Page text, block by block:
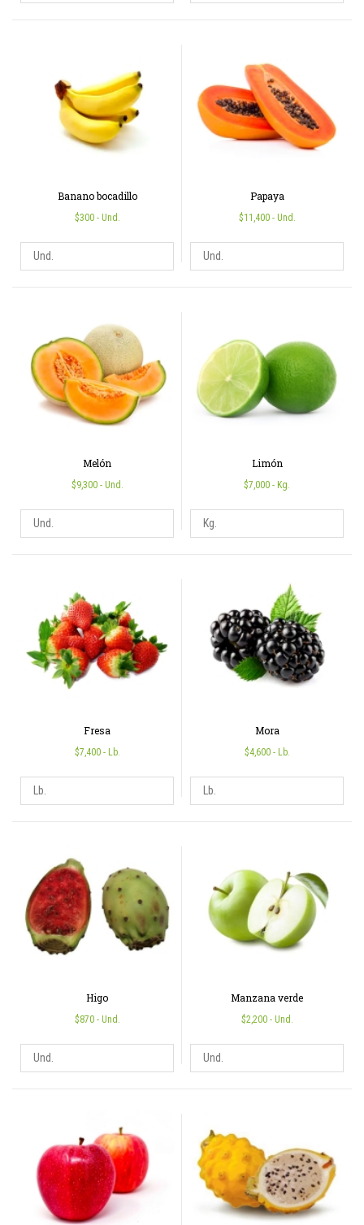
Banano bocadillo
$300 - Und.
Papaya
$11,400 - Und.
Melón
$9,300 - Und.
Limón
$7,000 - Kg.
Fresa
$7,400 - Lb.
Mora
$4,600 - Lb.
Higo
$870 - Und.
Manzana verde
$2,200 - Und.